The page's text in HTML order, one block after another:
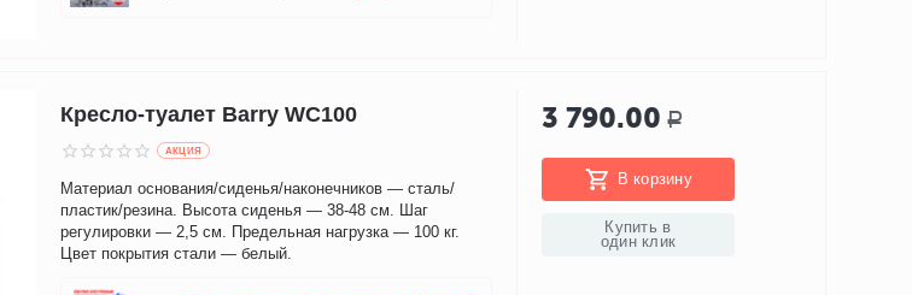
Кресло-туалет Barry WC100
AКЦИЯ
Материал основания/сиденья/наконечников — сталь/
пластик/резина. Высота сиденья — 38-48 см. Шаг
регулировки — 2,5 см. Предельная нагрузка — 100 кг.
Цвет покрытия стали — белый.
3 790.00 Р
В корзину
Купить в
один клик